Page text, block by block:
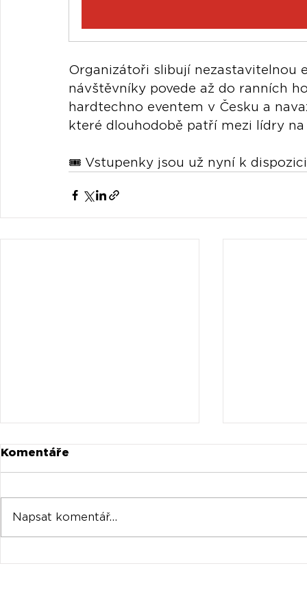
Organizátoři slibují
návštěvníky povede až do ranních
hardtechno eventem v Česku a
které dlouhodobě patří mezi lídry
🎟 Vstupenky jsou už nyní k
Komentáře
Napsat komentář...